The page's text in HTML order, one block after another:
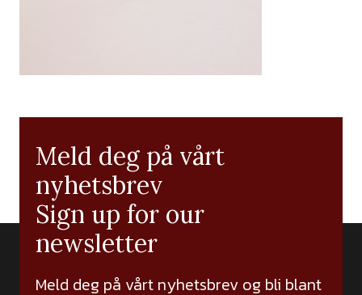
Meld deg på vårt
nyhetsbrev
Sign up for our
newsletter
Meld deg på vårt nyhetsbrev og bli blant